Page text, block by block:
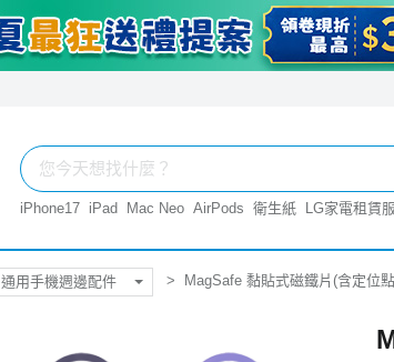
iPhone17 iPad Mac Neo AirPods 衛生紙 LG家電租賃
通用手機週邊配件 MagSafe 黏貼式磁鐵片(含定位